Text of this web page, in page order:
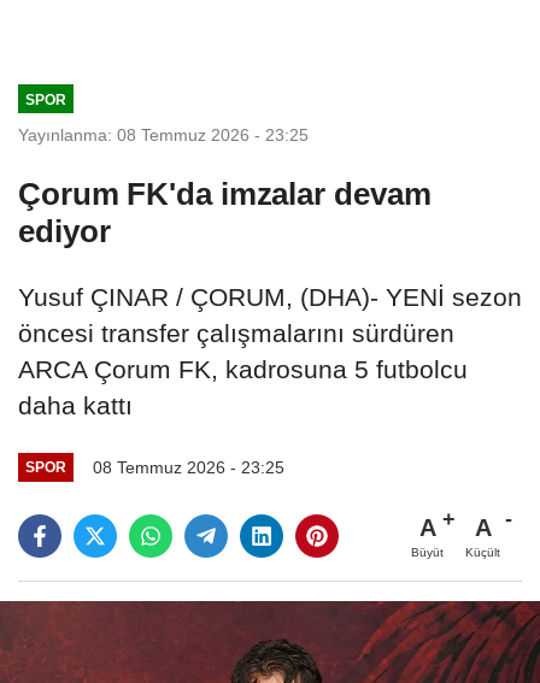
SPOR
Yayınlanma: 08 Temmuz 2026 - 23:25
Çorum FK'da imzalar devam
ediyor
Yusuf ÇINAR / ÇORUM, (DHA)- YENİ sezon
öncesi transfer çalışmalarını sürdüren
ARCA Çorum FK, kadrosuna 5 futbolcu
daha kattı
SPOR 08 Temmuz 2026 - 23:25
A
Büyüt
A
Küçült